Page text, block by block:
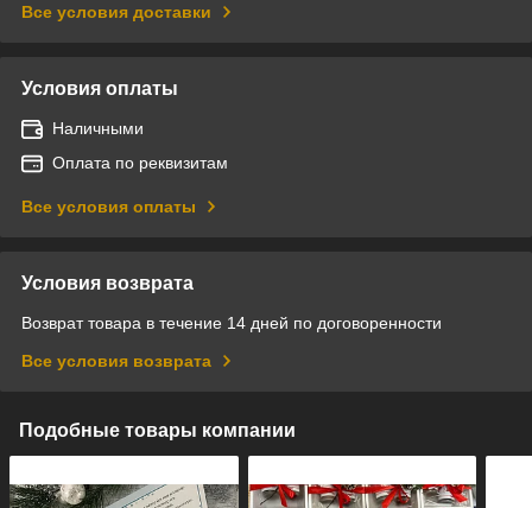
Все условия доставки
Условия оплаты
Наличными
Оплата по реквизитам
Все условия оплаты
Условия возврата
Возврат товара в течение 14 дней по договоренности
Все условия возврата
Подобные товары компании